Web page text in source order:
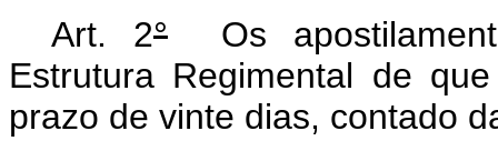
Art. 2°Os
Estrutura Regimental de
prazo de vinte dias, contado